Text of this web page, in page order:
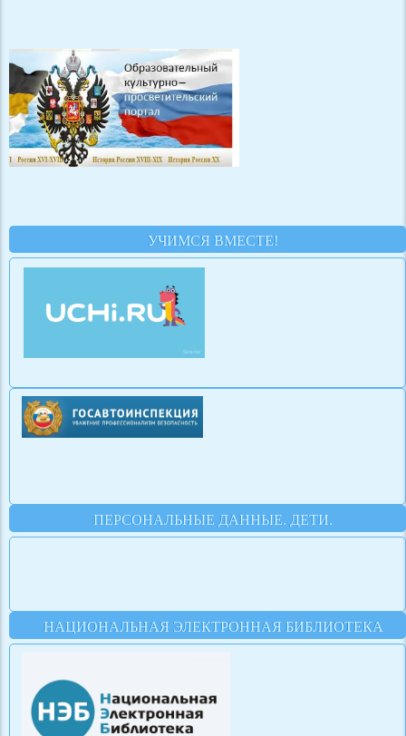
УЧИМСЯ ВМЕСТЕ!
ПЕРСОНАЛЬНЫЕ ДАННЫЕ. ДЕТИ.
НАЦИОНАЛЬНАЯ ЭЛЕКТРОННАЯ БИБЛИОТЕКА